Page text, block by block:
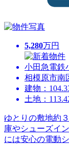
5,280万円
小田急電
相模原市南
建物：
土地：
ゆとりの敷地約
庫やシューズイ
には安心の電動